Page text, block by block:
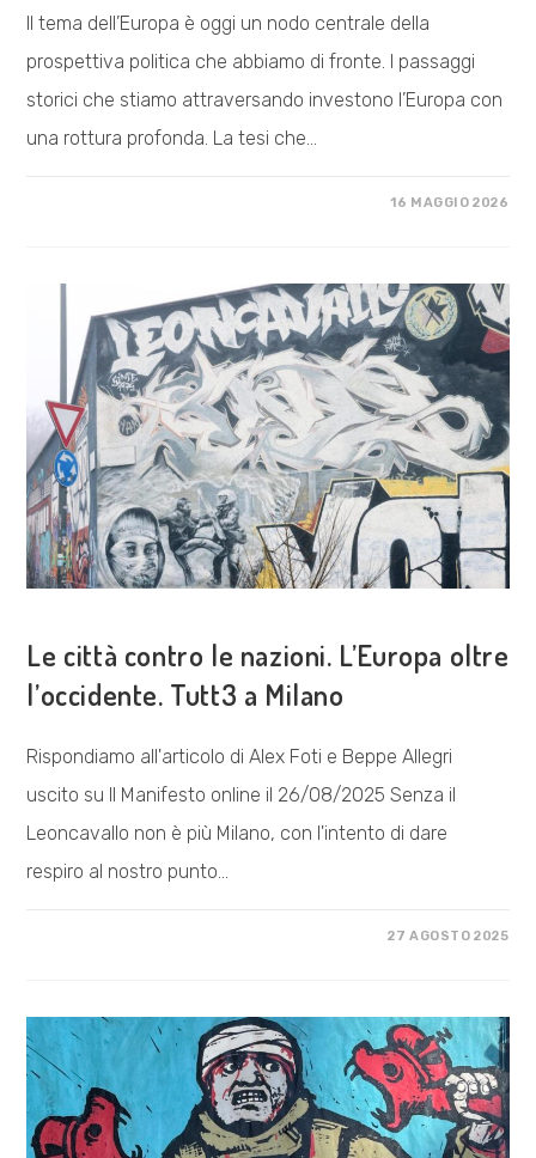
Il tema dell’Europa è oggi un nodo centrale della
prospettiva politica che abbiamo di fronte. I passaggi
storici che stiamo attraversando investono l’Europa con
una rottura profonda. La tesi che…
16 MAGGIO 2026
Le città contro le nazioni. L’Europa oltre
l’occidente. Tutt3 a Milano
Rispondiamo all'articolo di Alex Foti e Beppe Allegri
uscito su Il Manifesto online il 26/08/2025 Senza il
Leoncavallo non è più Milano, con l'intento di dare
respiro al nostro punto…
NAZIONI.
L’EUROPA
OLTRE
L’OCCIDENTE.
TUTT3
A
MILANO
27 AGOSTO 2025